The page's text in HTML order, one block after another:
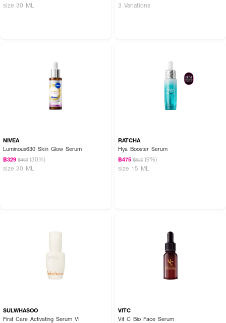
size 30 ML
3 Variations
NIVEA
Luminous630 Skin Glow Serum
฿329 ฿469 (30%)
size 30 ML
RATCHA
Hya Booster Serum
฿475 ฿520 (9%)
size 15 ML
SULWHASOO
First Care Activating Serum VI
VITC
Vit C Bio Face Serum